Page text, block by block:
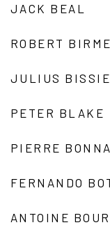
JACK BEAL
ROBERT
JULIUS
PETER BLAKE
PIERRE
FERNANDO
ANTOINE